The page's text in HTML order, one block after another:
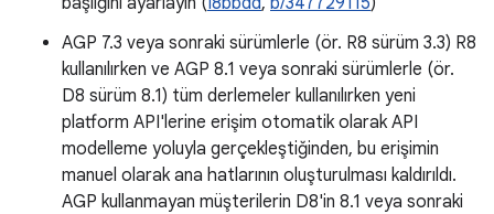
AGP 7.3 veya sonraki sürümlerle (ör. R8 sürüm 3.3) R8
kullanılırken ve AGP 8.1 veya sonraki sürümlerle (ör.
D8 sürüm 8.1) tüm derlemeler kullanılırken yeni
platform API'lerine erişim otomatik olarak API
modelleme yoluyla gerçekleştiğinden, bu erişimin
manuel olarak ana hatlarının oluşturulması kaldırıldı.
AGP kullanmayan müşterilerin D8'in 8.1 veya sonraki